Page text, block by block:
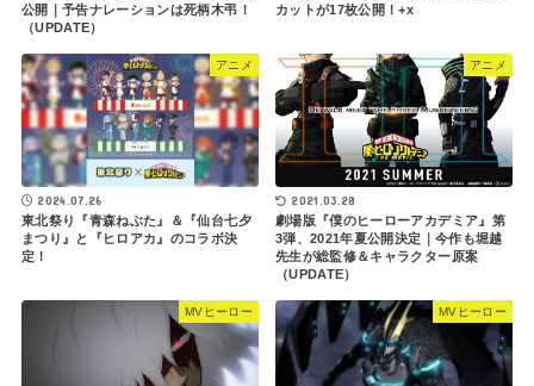
公開｜予告ナレーションは死柄木弔！
（UPDATE）
カットが17枚公開！+x
アニメ
2024.07.26
東北祭り『青森ねぶた』＆『仙台七夕
まつり』と『ヒロアカ』のコラボ決
定！
アニメ
2021.03.28
劇場版『僕のヒーローアカデミア』第
3弾、2021年夏公開決定｜今作も堀越
先生が総監修＆キャラクター原案
（UPDATE）
MVヒーロー MVヒーロー